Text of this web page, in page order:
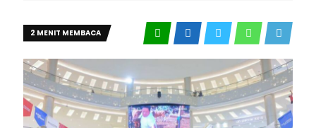
2 MENIT MEMBACA